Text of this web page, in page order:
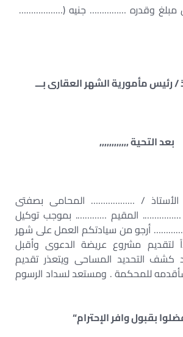
مبلغ وقدره …………… جنيه (………………
/ رئيس مأمورية الشهر العقارى بـــ
بعد التحية ,,,,,,,,,,,,
الأستاذ / ……………… المحامى بصفتى
……………. المقيم …………. بموجب توكيل
أرجو من سيادتكم العمل على شهر
لتقديم مشروع عريضة الدعوى وأقبل
كشف التحديد المساحى ويتعذر تقديم
للمحكمة . ومستعد لسداد الرسوم
بقبول وافر الإحترام“